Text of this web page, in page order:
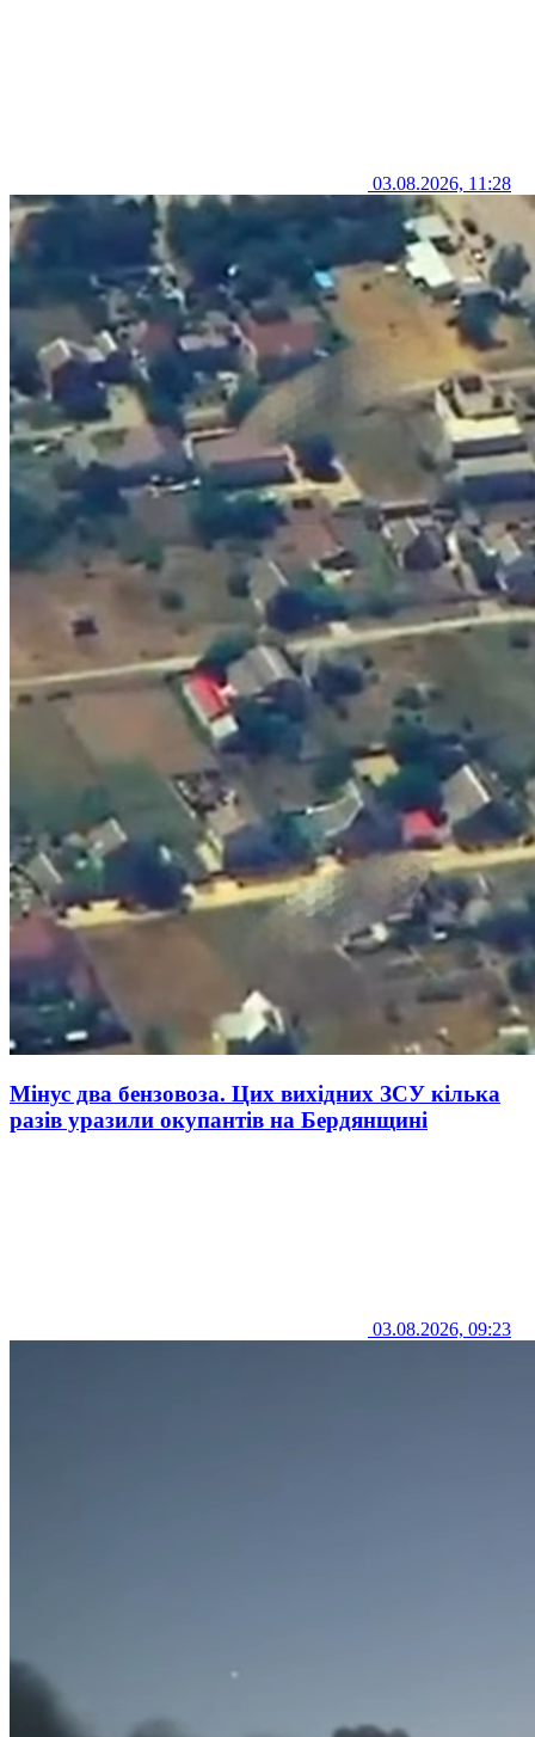
03.08.2026, 11:28
Мінус два бензовоза. Цих вихідних ЗСУ кілька
разів уразили окупантів на Бердянщині
03.08.2026, 09:23